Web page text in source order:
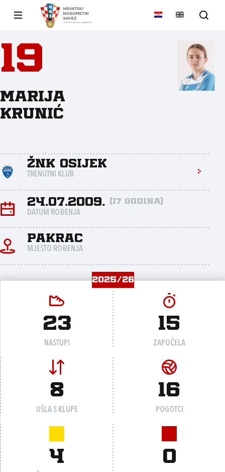
19
Marija
Krunić
ŽNK Osijek
TRENUTNI KLUB
24.07.2009. (17 godina)
DATUM ROĐENJA
Pakrac
MJESTO ROĐENJA
2025/26
23
NASTUPI
15
ZAPOČELA
8
UŠLA S KLUPE
16
POGOTCI
4 0